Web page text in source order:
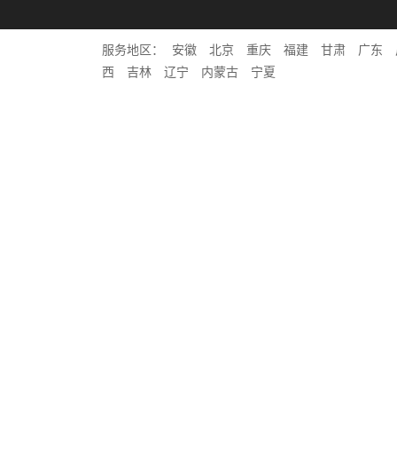
服务地区： 安徽 北京 重庆 福建 甘肃 广东
西
吉林 辽宁 内蒙古 宁夏